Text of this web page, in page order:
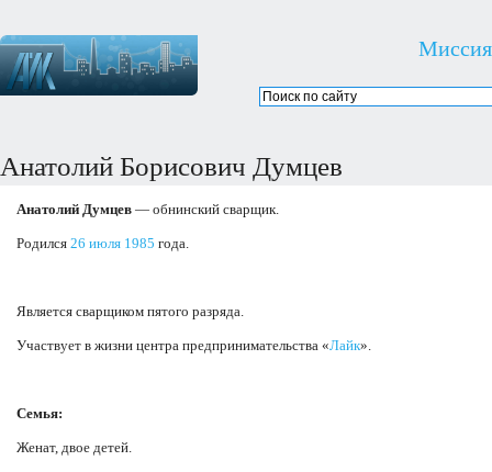
Миссия
Анатолий Борисович Думцев
Анатолий Думцев — обнинский сварщик.
Родился 26 июля 1985 года.
Является сварщиком пятого разряда.
Участвует в жизни центра предпринимательства «Лайк».
Семья:
Женат, двое детей.